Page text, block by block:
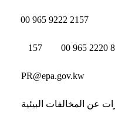
00 965 9222 2157
157 00 965 2220
PR@epa.gov.kw
عن المخالفات البيئية